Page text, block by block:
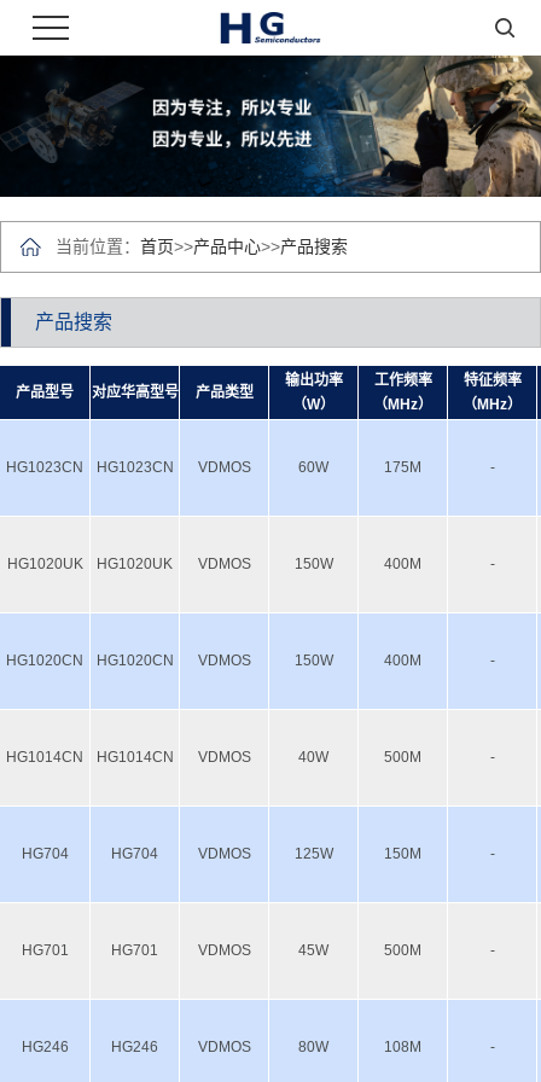
当前位置： 首页>>产品中心>>产品搜索
产品搜索
产品型号 对应华高型号 产品类型
输出功率
（W）
工作频率
（MHz）
特征频率
（MHz）
HG1023CN HG1023CN VDMOS 60W 175M -
HG1020UK HG1020UK VDMOS 150W 400M -
HG1020CN HG1020CN VDMOS 150W 400M -
HG1014CN HG1014CN VDMOS 40W 500M -
HG704 HG704 VDMOS 125W 150M -
HG701 HG701 VDMOS 45W 500M -
HG246 HG246 VDMOS 80W 108M -